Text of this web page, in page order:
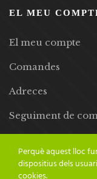
EL MEU
El meu compte
Comandes
Adreces
Seguiment de
Perquè aquest lloc
dispositius dels